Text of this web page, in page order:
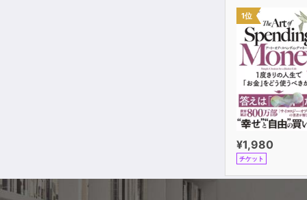
1位
¥1,980
チケット